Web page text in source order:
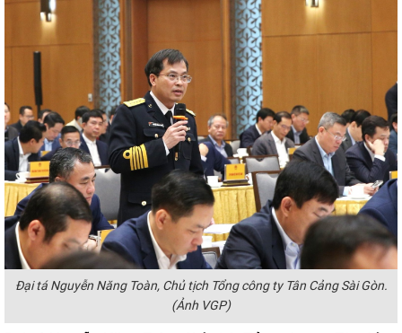
Đại tá Nguyễn Năng Toàn, Chủ tịch Tổng công ty Tân Cảng Sài Gòn.
(Ảnh VGP)